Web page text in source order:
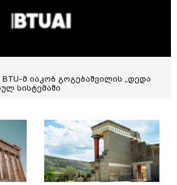
მ იაკობ გოგებაშვილის „დედა
სისტემაში